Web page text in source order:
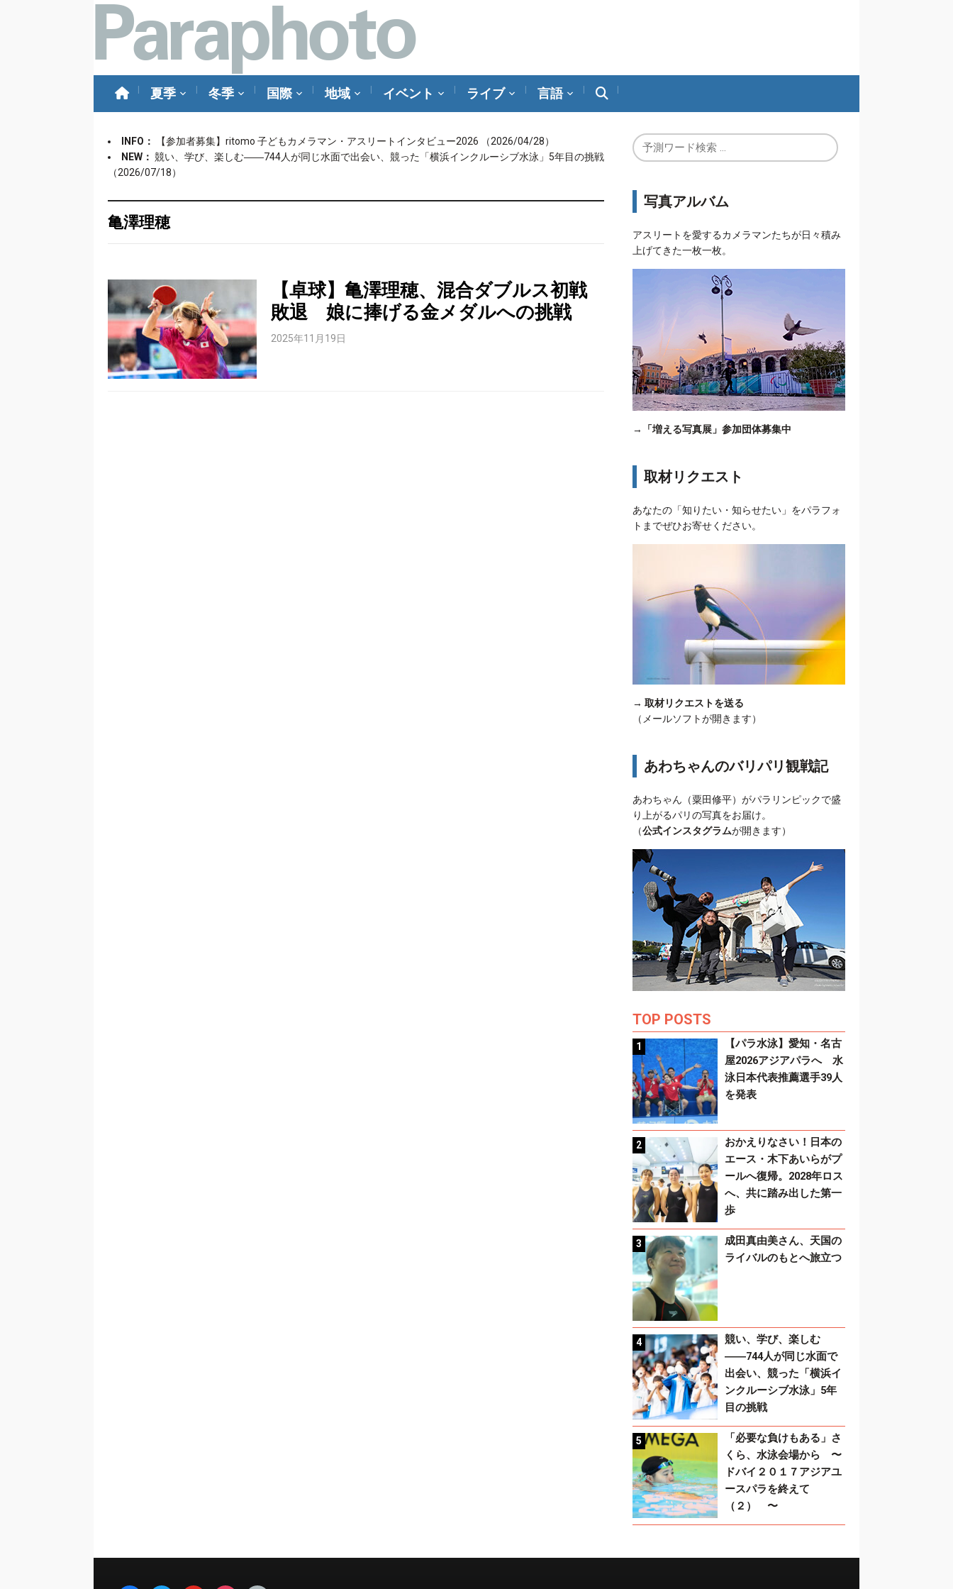
夏季 冬季 国際 地域 イベント ライブ 言語
INFO： 【参加者募集】ritomo 子どもカメラマン・アスリートインタビュー2026
（2026/04/28）
NEW： 競い、学び、楽しむ――744人が同じ水面で出会い、競った「横浜インクルーシブ水泳」5年目の挑戦
（2026/07/18）
亀澤理穂
【卓球】亀澤理穂、混合ダブルス初戦
敗退 娘に捧げる金メダルへの挑戦
2025年11月19日
写真アルバム
アスリートを愛するカメラマンたちが日々積み
上げてきた一枚一枚。
→ 「増える写真展」参加団体募集中
取材リクエスト
あなたの「知りたい・知らせたい」をパラフォ
トまでぜひお寄せください。
→ 取材リクエストを送る
（メールソフトが開きます）
あわちゃんのバリパリ観戦記
あわちゃん（粟田修平）がパラリンピックで盛
り上がるパリの写真をお届け。
（公式インスタグラムが開きます）
TOP POSTS
【パラ水泳】愛知・名古
屋2026アジアパラへ 水
泳日本代表推薦選手39人
を発表
おかえりなさい！日本の
エース・木下あいらがプ
ールへ復帰。2028年ロス
へ、共に踏み出した第一
歩
成田真由美さん、天国の
ライバルのもとへ旅立つ
競い、学び、楽しむ
――744人が同じ水面で
出会い、競った「横浜イ
ンクルーシブ水泳」5年
目の挑戦
「必要な負けもある」さ
くら、水泳会場から 〜
ドバイ２０１７アジアユ
ースパラを終えて
（２） 〜